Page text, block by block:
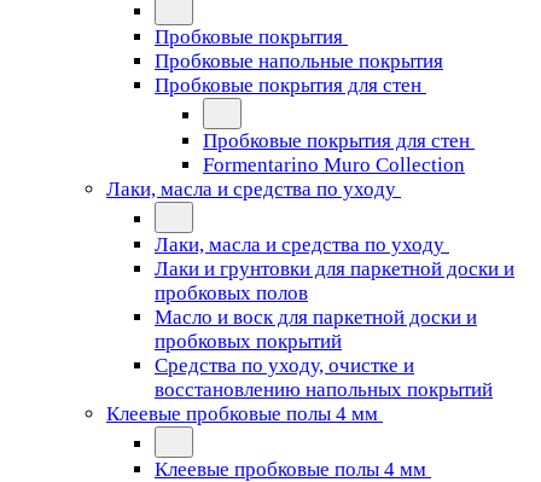
Пробковые покрытия
Пробковые напольные покрытия
Пробковые покрытия для стен
Пробковые покрытия для стен
Formentarino Muro Collection
Лаки, масла и средства по уходу
Лаки, масла и средства по уходу
Лаки и грунтовки для паркетной доски и
пробковых полов
Масло и воск для паркетной доски и
пробковых покрытий
Средства по уходу, очистке и
восстановлению напольных покрытий
Клеевые пробковые полы 4 мм
Клеевые пробковые полы 4 мм